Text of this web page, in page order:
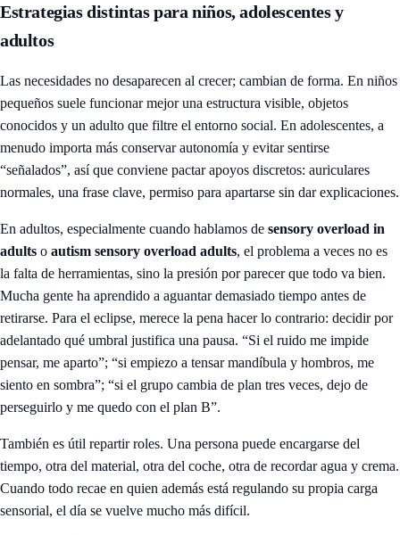
Estrategias distintas para niños, adolescentes y
adultos
Las necesidades no desaparecen al crecer; cambian de forma. En niños
pequeños suele funcionar mejor una estructura visible, objetos
conocidos y un adulto que filtre el entorno social. En adolescentes, a
menudo importa más conservar autonomía y evitar sentirse
“señalados”, así que conviene pactar apoyos discretos: auriculares
normales, una frase clave, permiso para apartarse sin dar explicaciones.
En adultos, especialmente cuando hablamos de sensory overload in
adults o autism sensory overload adults, el problema a veces no es
la falta de herramientas, sino la presión por parecer que todo va bien.
Mucha gente ha aprendido a aguantar demasiado tiempo antes de
retirarse. Para el eclipse, merece la pena hacer lo contrario: decidir por
adelantado qué umbral justifica una pausa. “Si el ruido me impide
pensar, me aparto”; “si empiezo a tensar mandíbula y hombros, me
siento en sombra”; “si el grupo cambia de plan tres veces, dejo de
perseguirlo y me quedo con el plan B”.
También es útil repartir roles. Una persona puede encargarse del
tiempo, otra del material, otra del coche, otra de recordar agua y crema.
Cuando todo recae en quien además está regulando su propia carga
sensorial, el día se vuelve mucho más difícil.